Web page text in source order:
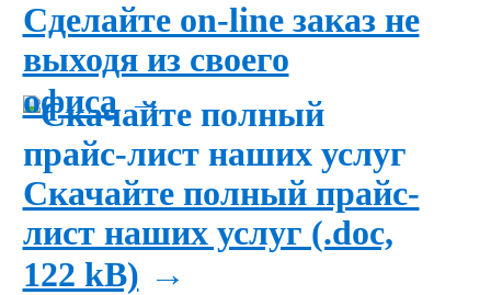
Сделайте on-line заказ не
выходя из своего
офиса→
Скачайте полный прайс-
лист наших услуг (.doc,
122 kB) →